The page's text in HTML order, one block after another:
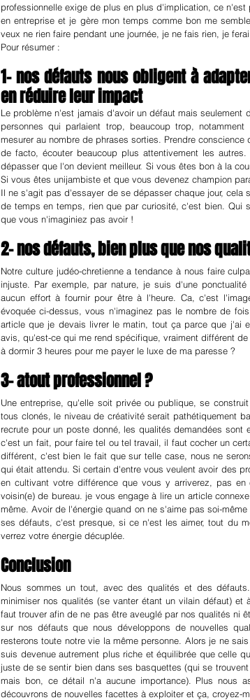
professionnelle exige de plus en plus d'implication, ce
en entreprise et je gère mon temps comme bon me
veux ne rien faire pendant une journée, je ne fais rien, je
Pour résumer :
1- nos défauts nous obligent à
en réduire leur impact
Le problème n'est jamais d'avoir un défaut mais seulement
personnes qui parlaient trop, beaucoup trop,
mesurer au nombre de phrases sorties. Prendre
de facto, écouter beaucoup plus attentivement les
dépasser que l'on devient meilleur. Si vous êtes bon à la
Si vous êtes unijambiste et que vous devenez champion
Il ne s'agit pas d'essayer de se dépasser chaque jour,
de temps en temps, rien que par curiosité, c'est bien. Qui
que vous n'imaginiez pas avoir !
2- nos défauts, bien plus que nos
Notre culture judéo-chretienne a tendance à nous faire
injuste. Par exemple, par nature, je suis d'une
aucun effort à fournir pour être à l'heure. Ca, c'est
évoquée ci-dessus, vous n'imaginez pas le nombre de
article que je devais livrer le matin, tout ça parce que j'ai
avis, qu'est-ce qui me rend spécifique, vraiment différent
à dormir 3 heures pour me payer le luxe de ma paresse ?
3- atout professionnel ?
Une entreprise, qu'elle soit privée ou publique, se
tous clonés, le niveau de créativité serait pathétiquement
recrute pour un poste donné, les qualités demandées
c'est un fait, pour faire tel ou tel travail, il faut cocher un
différent, c'est bien le fait que sur telle case, nous ne
qui était attendu. Si certain d'entre vous veulent avoir des
en cultivant votre différence que vous y arriverez, pas
voisin(e) de bureau. je vous engage à lire un article
même. Avoir de l'énergie quand on ne s'aime pas soi-
ses défauts, c'est presque, si ce n'est les aimer, tout du
verrez votre énergie décuplée.
Conclusion
Nous sommes un tout, avec des qualités et des
minimiser nos qualités (se vanter étant un vilain défaut)
faut trouver afin de ne pas être aveuglé par nos qualités ni
sur nos défauts que nous développons de nouvelles
resterons toute notre vie la même personne. Alors je ne
suis devenue autrement plus riche et équilibrée que celle
juste de se sentir bien dans ses basquettes (qui se
mais bon, ce détail n'a aucune importance). Plus nous
découvrons de nouvelles facettes à exploiter et ça, croyez-